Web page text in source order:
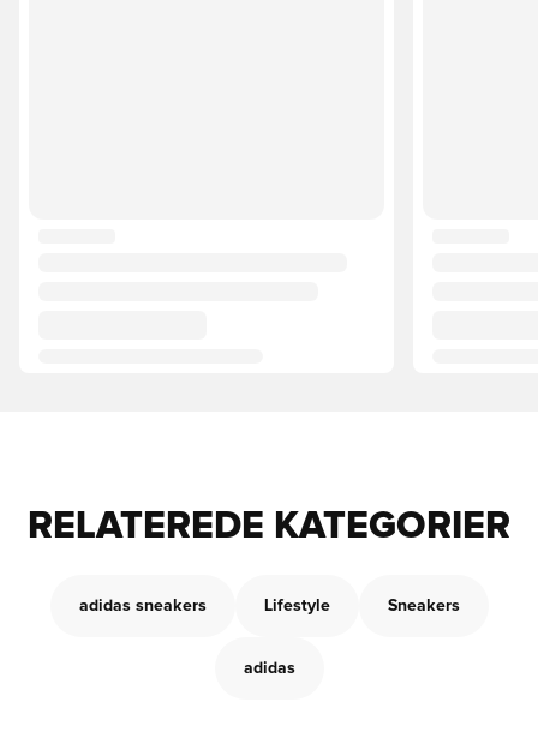
RELATEREDE KATEGORIER
adidas sneakers Lifestyle Sneakers
adidas